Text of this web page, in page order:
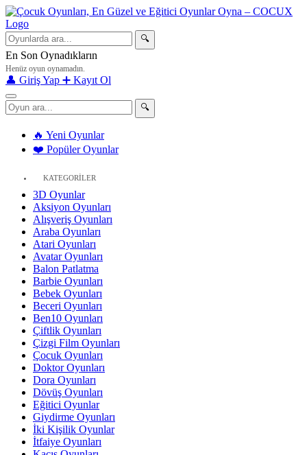
🔍
En Son Oynadıkların
Henüz oyun oynamadın.
👤 Giriş Yap ➕ Kayıt Ol
🔍
🔥 Yeni Oyunlar
❤️ Popüler Oyunlar
KATEGORİLER
3D Oyunlar
Aksiyon Oyunları
Alışveriş Oyunları
Araba Oyunları
Atari Oyunları
Avatar Oyunları
Balon Patlatma
Barbie Oyunları
Bebek Oyunları
Beceri Oyunları
Ben10 Oyunları
Çiftlik Oyunları
Çizgi Film Oyunları
Çocuk Oyunları
Doktor Oyunları
Dora Oyunları
Dövüş Oyunları
Eğitici Oyunlar
Giydirme Oyunları
İki Kişilik Oyunlar
İtfaiye Oyunları